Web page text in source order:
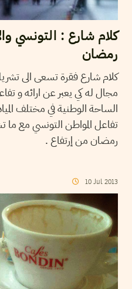
كلام شارع : التونسي
رمضان
كلام شارع فقرة تسعى الى
مجال له كي يعبر عن ارائه و
الساحة الوطنية في مختلف
تفاعل المواطن التونسي مع ما
رمضان من إرتفاع .
10 Jul 2013